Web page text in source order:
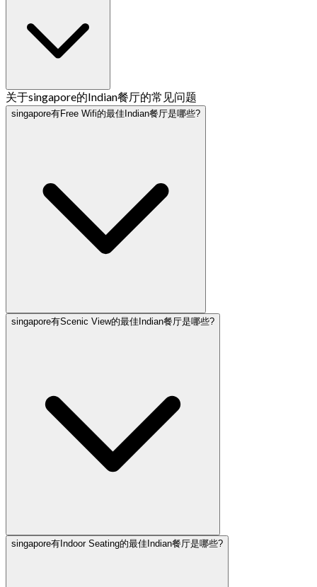
关于singapore的Indian餐厅的常见问题
singapore有Free Wifi的最佳Indian餐厅是哪些?
singapore有Scenic View的最佳Indian餐厅是哪些?
singapore有Indoor Seating的最佳Indian餐厅是哪些?